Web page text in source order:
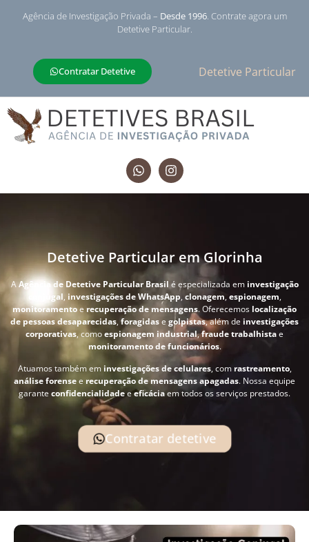
Agência de Investigação Privada – Desde 1996. Contrate agora um
Detetive Particular.
Contratar Detetive Detetive Particular
Detetive Particular em Glorinha
AAgência de Detetive Particular Brasil é especializada em investigação
conjugal, investigações de WhatsApp, clonagem,espionagem,
monitoramentoe recuperação de mensagens. Oferecemos localização
de pessoas desaparecidas, foragidase golpistas, além de investigações
corporativas, comoespionagem industrial,fraude trabalhistae
monitoramento de funcionários.
Atuamos também em investigações de celulares, com rastreamento,
análise forensee recuperação de mensagens apagadas. Nossa equipe
garante confidencialidadeeeficáciaem todos os serviços prestados.
Contratar detetive